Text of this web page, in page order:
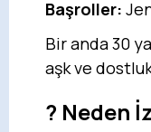
Başroller:
Bir anda 30
aşk ve
? Neden